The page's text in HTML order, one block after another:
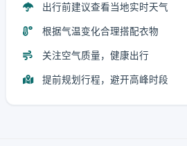
出行前建议查看当地实时天气
根据气温变化合理搭配衣物
关注空气质量，健康出行
提前规划行程，避开高峰时段